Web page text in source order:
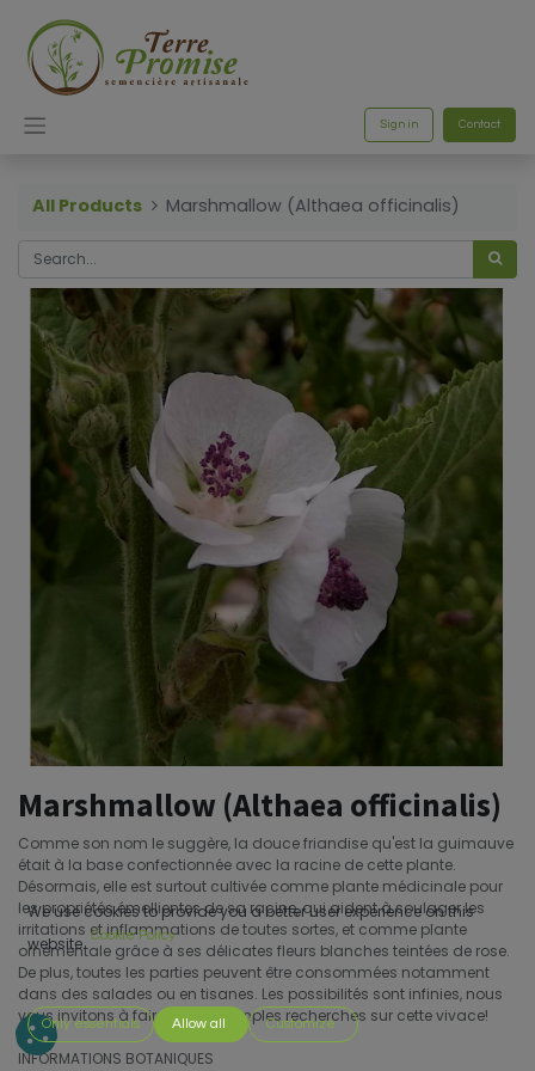
Sign in Contact
All Products Marshmallow (Althaea officinalis)
Marshmallow (Althaea officinalis)
Comme son nom le suggère, la douce friandise qu'est la guimauve
était à la base confectionnée avec la racine de cette plante.
Désormais, elle est surtout cultivée comme plante médicinale pour
les propriétés émollientes de sa racine, qui aident à soulager les
irritations et inflammations de toutes sortes, et comme plante
ornementale grâce à ses délicates fleurs blanches teintées de rose.
De plus, toutes les parties peuvent être consommées notamment
dans des salades ou en tisanes. Les possibilités sont infinies, nous
vous invitons à faire de plus amples recherches sur cette vivace!
INFORMATIONS BOTANIQUES
We use cookies to provide you a better user experience on this
website. Cookie Policy
Only essentials Allow all Customize